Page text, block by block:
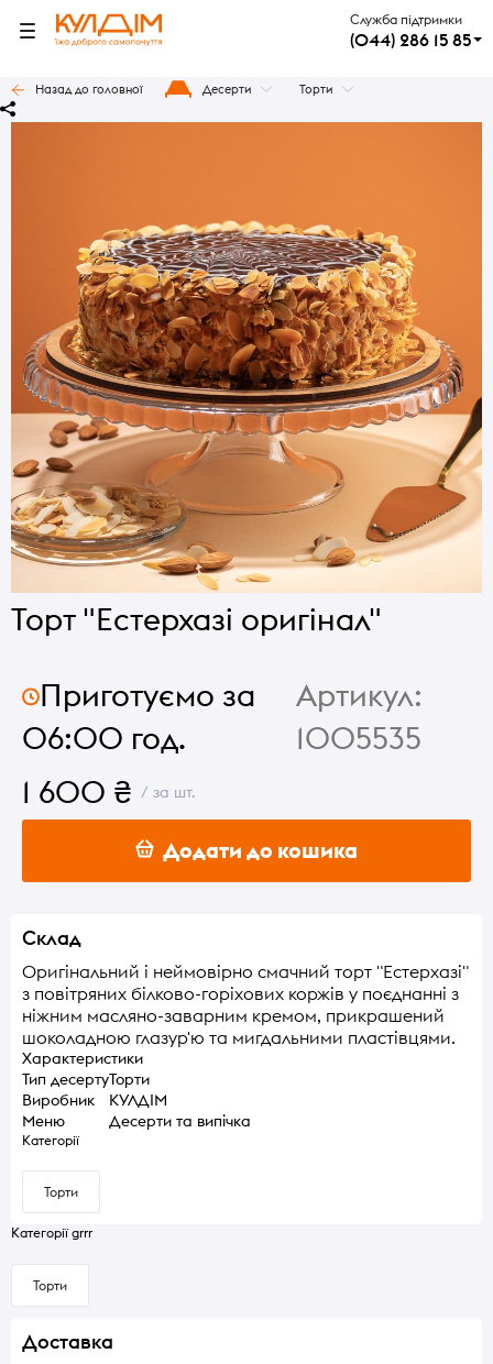
Служба підтримки
(044) 286 15 85
Назад до головної Десерти Торти
Торт "Естерхазі оригінал"
Приготуємо за
06:00 год.
Артикул:
1005535
1 600 ₴ / за шт.
Додати до кошика
Склад
Оригінальний і неймовірно смачний торт "Естерхазі"
з повітряних білково-горіхових коржів у поєднанні з
ніжним масляно-заварним кремом, прикрашений
шоколадною глазур'ю та мигдальними пластівцями.
Характеристики
Тип десертуТорти
Виробник
КУЛДІМ
Меню
Десерти та випічка
Категорії
Торти
Категорії grrr
Торти
Доставка